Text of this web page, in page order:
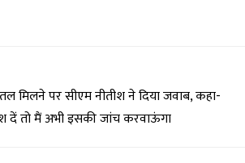
मिलने पर सीएम नीतीश ने दिया जवाब, कहा-
दें तो मैं अभी इसकी जांच करवाऊंगा